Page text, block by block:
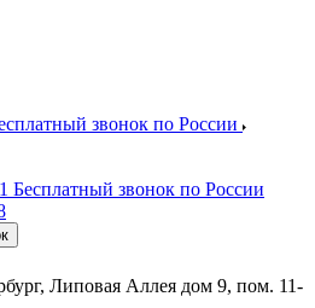
звонок по России
Бесплатный звонок по России
Липовая Аллея дом 9, пом. 11-